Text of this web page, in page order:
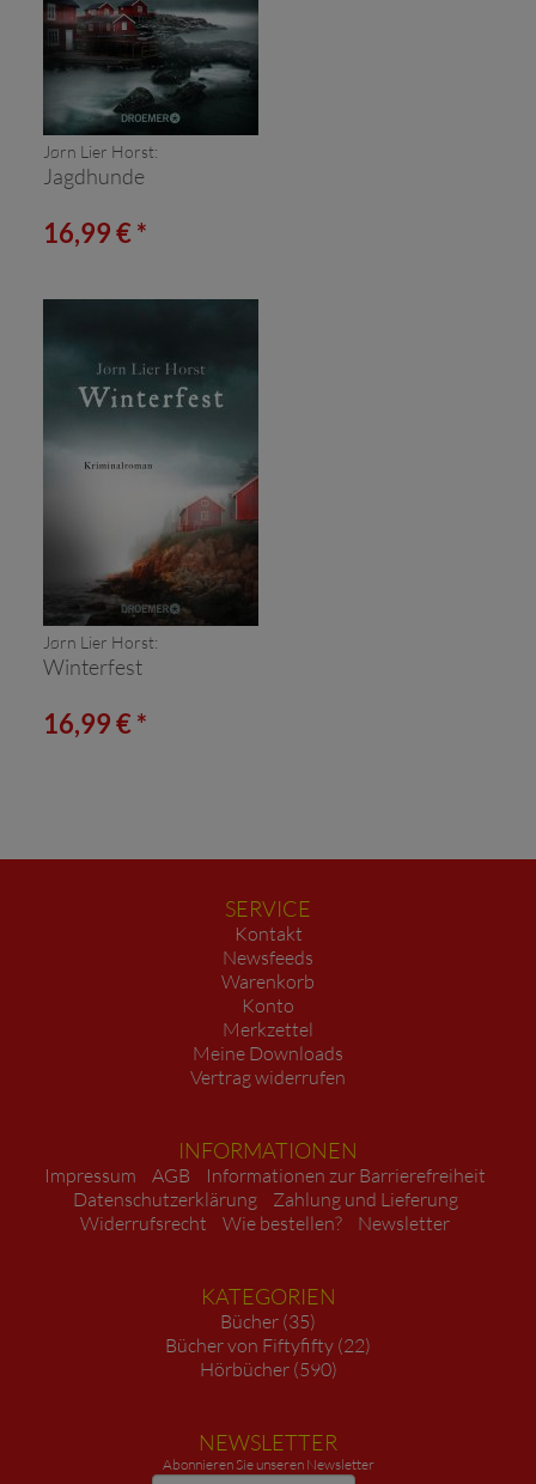
Jørn Lier Horst:
Jagdhunde
16,99 € *
Jørn Lier Horst:
Winterfest
16,99 € *
SERVICE
Kontakt
Newsfeeds
Warenkorb
Konto
Merkzettel
Meine Downloads
Vertrag widerrufen
INFORMATIONEN
Impressum AGB
Informationen zur Barrierefreiheit
Datenschutzerklärung
Zahlung und Lieferung
Widerrufsrecht
Wie bestellen? Newsletter
KATEGORIEN
Bücher (35)
Bücher von Fiftyfifty (22)
Hörbücher (590)
NEWSLETTER
Abonnieren Sie unseren Newsletter